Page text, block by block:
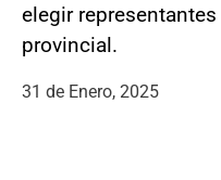
elegir
provincial.
31 de Enero, 2025